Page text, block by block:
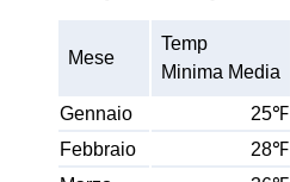
Mese
Temp
Minima Media
Gennaio 25℉
Febbraio
28℉